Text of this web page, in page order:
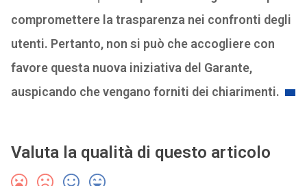
compromettere la trasparenza nei confronti degli
utenti. Pertanto, non si può che accogliere con
favore questa nuova iniziativa del Garante,
auspicando che vengano forniti dei chiarimenti.
Valuta la qualità di questo articolo